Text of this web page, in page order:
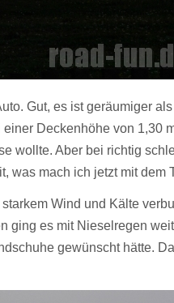
Gut, es ist geräumiger
Deckenhöhe von 1,30
wollte. Aber bei richtig
was mach ich jetzt mit dem
Wind und Kälte
ging es mit Nieselregen
gewünscht hätte.